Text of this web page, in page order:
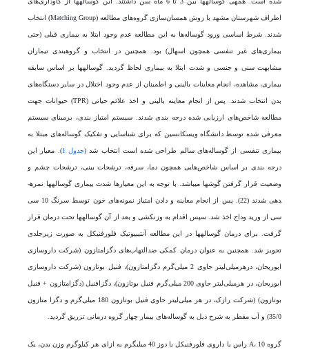
اطراف شهرستان مشهد با روش همسان‌سازی گروه‌‌های مطالعه (Matching Group) انتخاب
شدند. شرط اساسی ورود گوساله‌ها به این مطالعه عدم وجود ابتلا به بیماری قبلی (حتی
بیماری­‌های غیر تنفسی همچون اسهال) بود. همچنین در انتخاب و گروه­بندی تیماران
مشابهت سنی و جنسی و شدت ابتلا به بیماری لحاظ گردید. گوساله­ها بر اساس سابقه
بیماری، مشاهده، انجام معاینات­ بالینی و اطمینان از عدم وجود اختلال در سایر دستگاه­‌های
بدن انتخاب شدند. پس از انجام معاینه بالینی و اخذ علائم حیاتی (TPR) حیوانات جهت
مطالعه شاخص­‌های ارزیابی شده درجه بندی شدند. سیستم امتیاز بندی، برمبنای سیستم
معرفی شده توسط دانشگاه ویسکانسین که برای شناسایی و تفکیک گوساله­‌های ­مبتلا به
بیماری تنفسی از گوساله­‌های سالم طراحی شده است انتخاب شد (جدول 1
). معیار این
درجه بندی بر اساس شاخص‌‌هایی همچون دما، سرفه، ترشحات بینی، ترشحات چشم و
وضعیت قرار گرفتن گوش­ها می­باشد. با توجه به این معیارها شدت بیماری گوساله­ها نمره­
دهی شدند (22). پس از انجام معاینه و دادن امتیاز نمونه­‌های خون توسط سرنگ 10 سی
سی از ورید وداج اخذ شد. سپس اقدام به وزن­کشی و بعد از آن گوساله­ها تحت درمان قرار
گرفت. برای درمان گوساله­ها در این مطالعه آنتی­بیوتیک فلورفنیکل به صورت زیرجلدی
تجویز شد. همچنین به عنوان درمان کمکی ضدالتهاب­‌های دگزامتازون (شرکت داروسازی
ابوریحان، درهرمیلی‌لیتر حاوی 2 میلی‌گرم دگزامتازون)، فنیل بوتازون (شرکت داروسازی
ابوریحان، در هرمیلی‌لیتر حاوی 200 میلی‌گرم فنیل بوتازون)، دگزافنیل (دگزامتازون + فنیل
بوتازون) (شرکت رازک، در هر میلی‌لیتر حاوی فنیل بوتازون 180 میلی‌گرم و دگزا متازون
35/0) و آب مقطر به شرح ذیل به گوساله‎‌های بیمار چهار گروه درمانی تزریق گردید.
گروه A، 10 راس با داروی فلورفنیکل با دوز 40 میلی­گرم به ازای هر کیلوگرم وزن بدن، یک